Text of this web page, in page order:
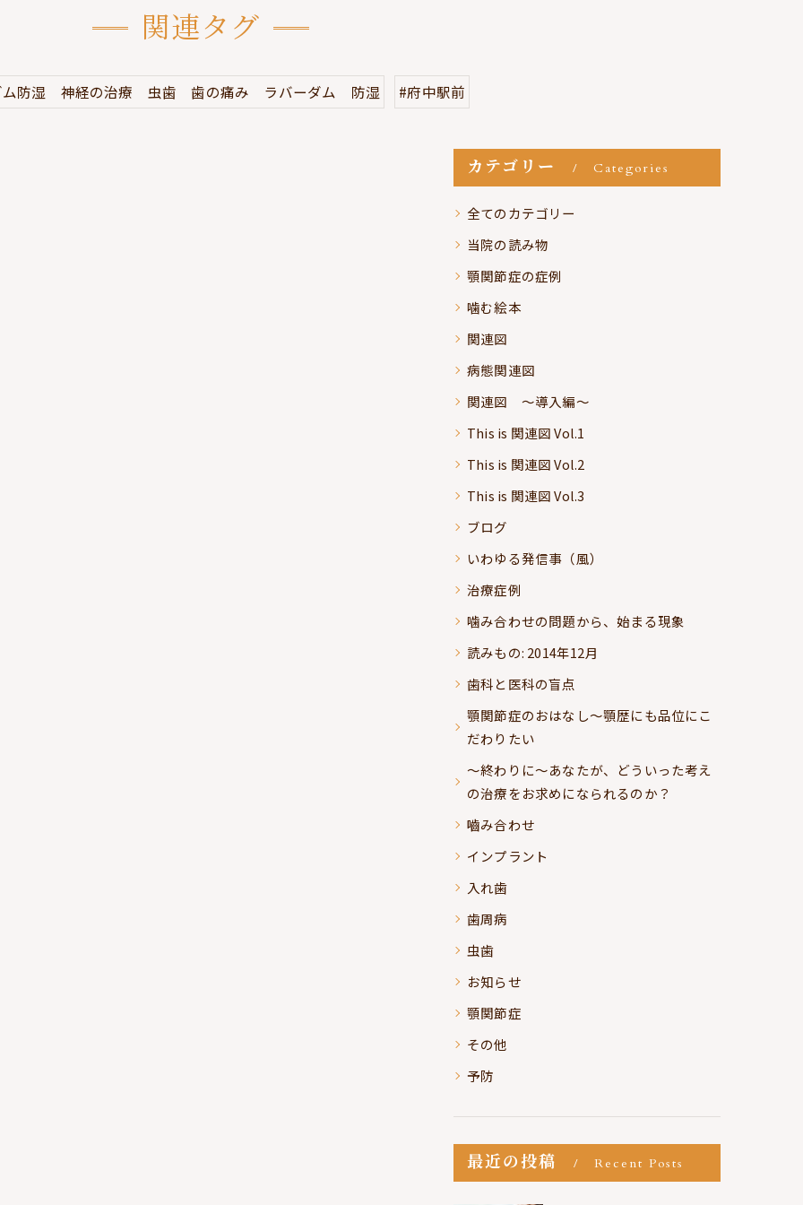
関連タグ
ム防湿 神経の治療 虫歯 歯の痛み ラバーダム 防湿 #府中駅前
カテゴリー Categories
全てのカテゴリー
当院の読み物
顎関節症の症例
噛む絵本
関連図
病態関連図
関連図 ～導入編～
This is 関連図 Vol.1
This is 関連図 Vol.2
This is 関連図 Vol.3
ブログ
いわゆる発信事（風）
治療症例
噛み合わせの問題から、始まる現象
読みもの: 2014年12月
歯科と医科の盲点
顎関節症のおはなし～顎歴にも品位にこ
だわりたい
～終わりに～あなたが、どういった考え
の治療をお求めになられるのか？
嚙み合わせ
インプラント
入れ歯
歯周病
虫歯
お知らせ
顎関節症
その他
予防
最近の投稿 Recent Posts